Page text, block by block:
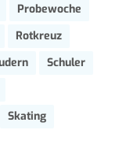
Probewoche
Rotkreuz
Schuler
Skating